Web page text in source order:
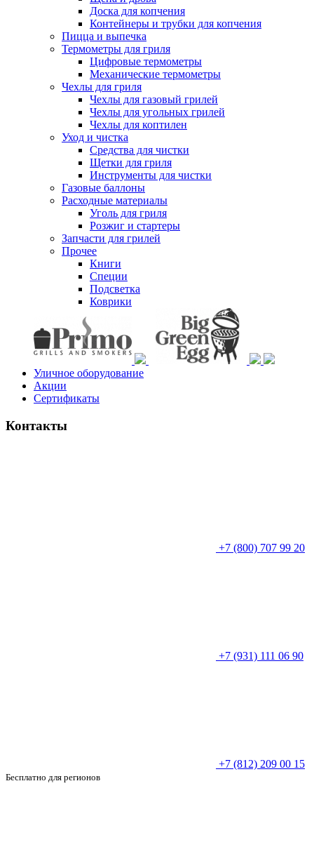
Доска для копчения
Контейнеры и трубки для копчения
Пицца и выпечка
Термометры для гриля
Цифровые термометры
Механические термометры
Чехлы для гриля
Чехлы для газовый грилей
Чехлы для угольных грилей
Чехлы для коптилен
Уход и чистка
Средства для чистки
Щетки для гриля
Инструменты для чистки
Газовые баллоны
Расходные материалы
Уголь для гриля
Розжиг и стартеры
Запчасти для грилей
Прочее
Книги
Специи
Подсветка
Коврики
Уличное оборудование
Акции
Сертификаты
Контакты
+7 (800) 707 99 20
+7 (931) 111 06 90
+7 (812) 209 00 15
Бесплатно для регионов